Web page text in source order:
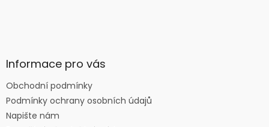
Informace pro vás
Obchodní podmínky
Podmínky ochrany osobních údajů
Napište nám